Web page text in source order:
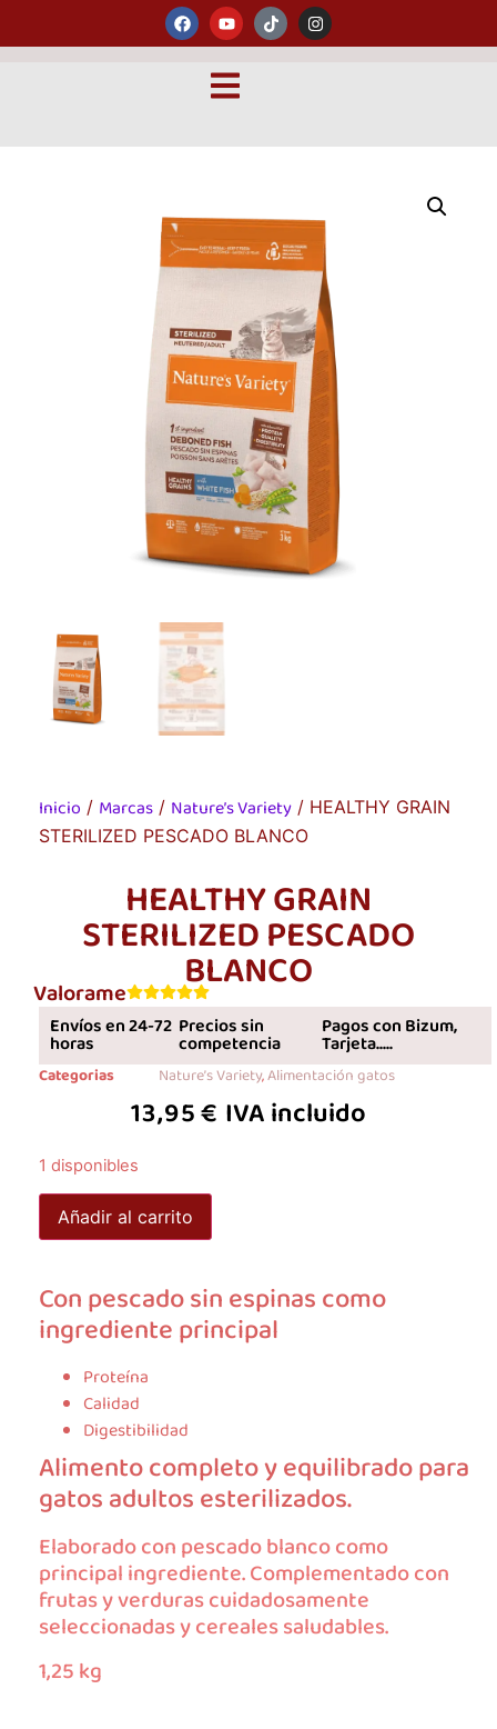
Inicio / Marcas / Nature’s Variety / HEALTHY GRAIN
STERILIZED PESCADO BLANCO
HEALTHY GRAIN
STERILIZED PESCADO
BLANCO
Valorame
Envíos en 24-72
horas
Precios sin
competencia
Pagos con Bizum,
Tarjeta.....
Categorias Nature’s Variety,Alimentación gatos
13,95€ IVA incluido
1 disponibles
Añadir al carrito
Con pescado sin espinas como
ingrediente principal
Proteína
Calidad
Digestibilidad
Alimento completo y equilibrado para
gatos adultos esterilizados.
Elaborado con pescado blanco como
principal ingrediente. Complementado con
frutas y verduras cuidadosamente
seleccionadas y cereales saludables.
1,25 kg